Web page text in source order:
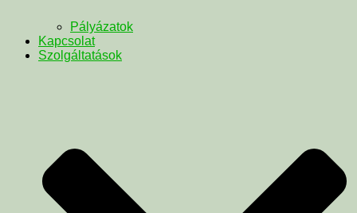
Pályázatok
Kapcsolat
Szolgáltatások